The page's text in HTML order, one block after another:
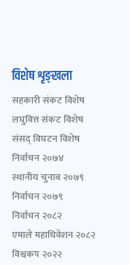
विशेष शृङ्खला
सहकारी संकट विशेष
लघुवित्त संकट विशेष
संसद् विघटन विशेष
निर्वाचन २०७४
स्थानीय चुनाव २०७९
निर्वाचन २०७९
निर्वाचन २०८२
एमाले महाधिवेशन २०८२
विश्वकप २०२२